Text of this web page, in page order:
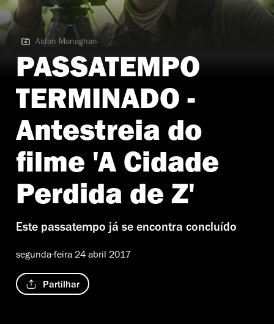
Aidan Monaghan
Aidan Monaghan
PASSATEMPO
TERMINADO -
Antestreia do
filme 'A Cidade
Perdida de Z'
Este passatempo já se encontra concluído
segunda-feira 24 abril 2017
Partilhar